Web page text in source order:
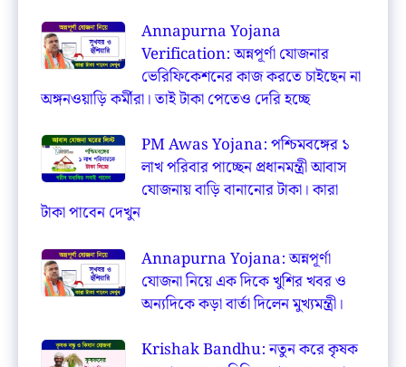
Annapurna Yojana
Verification: অন্নপূর্ণা যোজনার
ভেরিফিকেশনের কাজ করতে চাইছেন না
অঙ্গনওয়াড়ি কর্মীরা। তাই টাকা পেতেও দেরি হচ্ছে
PM Awas Yojana: পশ্চিমবঙ্গের ১
লাখ পরিবার পাচ্ছেন প্রধানমন্ত্রী আবাস
যোজনায় বাড়ি বানানোর টাকা। কারা
টাকা পাবেন দেখুন
Annapurna Yojana: অন্নপূর্ণা
যোজনা নিয়ে এক দিকে খুশির খবর ও
অন্যদিকে কড়া বার্তা দিলেন মুখ্যমন্ত্রী।
Krishak Bandhu: নতুন করে কৃষক